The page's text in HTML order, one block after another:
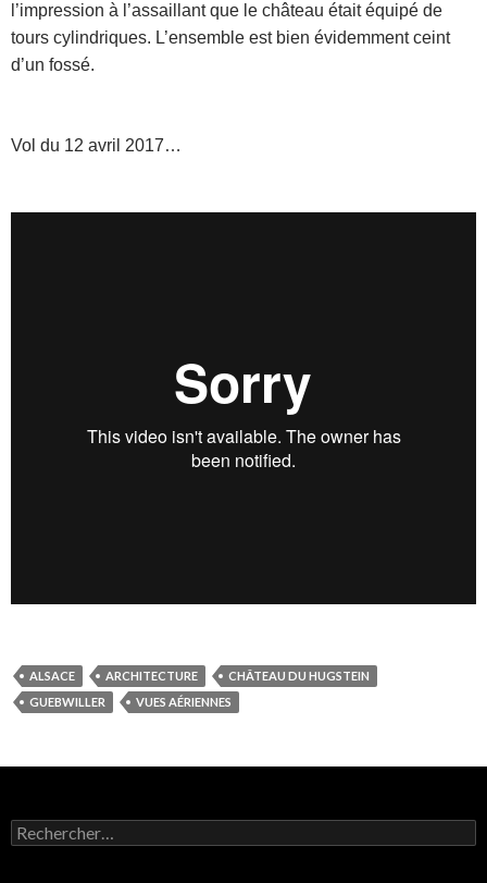
l’impression à l’assaillant que le château était équipé de
tours cylindriques. L’ensemble est bien évidemment ceint
d’un fossé.
Vol du 12 avril 2017…
ALSACE ARCHITECTURE
CHÂTEAU DU HUGSTEIN
GUEBWILLER
VUES AÉRIENNES
Rechercher :